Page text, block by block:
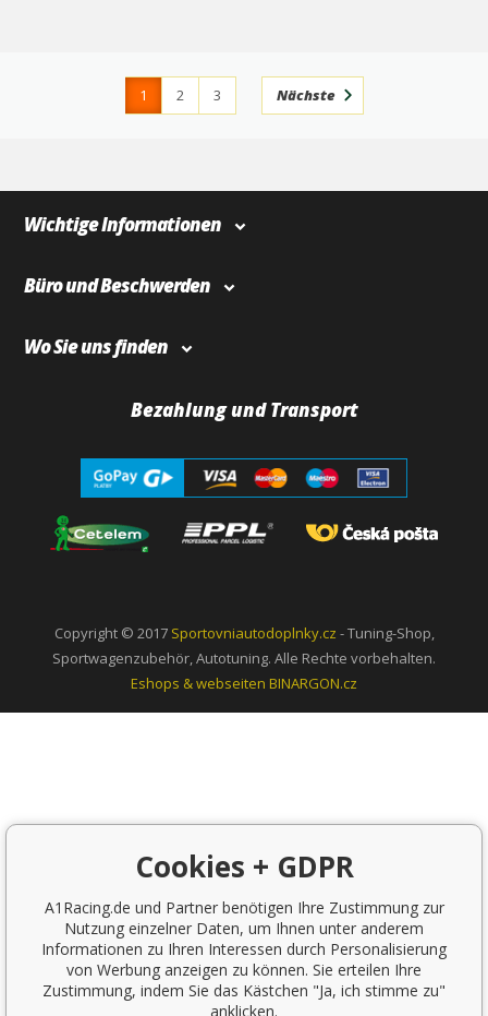
1 2
3
Nächste
Wichtige Informationen
Büro und Beschwerden
Wo Sie uns finden
Bezahlung und Transport
Copyright © 2017 Sportovniautodoplnky.cz - Tuning-Shop,
Sportwagenzubehör, Autotuning. Alle Rechte vorbehalten.
Eshops & webseiten BINARGON.cz
Cookies + GDPR
A1Racing.de und Partner benötigen Ihre Zustimmung zur
Nutzung einzelner Daten, um Ihnen unter anderem
Informationen zu Ihren Interessen durch Personalisierung
von Werbung anzeigen zu können. Sie erteilen Ihre
Zustimmung, indem Sie das Kästchen "Ja, ich stimme zu"
anklicken.